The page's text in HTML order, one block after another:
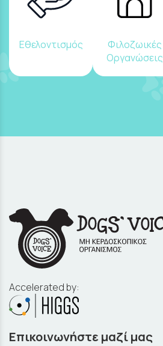
Εθελοντισμός
Φιλοζωικές
Οργανώσεις
Accelerated by:
Επικοινωνήστε μαζί μας